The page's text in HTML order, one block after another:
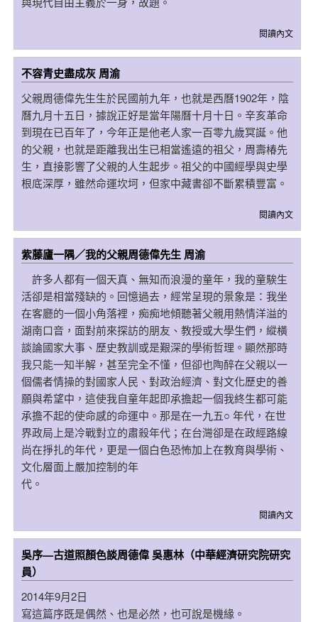
閱讀內文
不容青史盡成灰 周渝
父親周德偉先生生於民國前九年，也就是西曆1902年，陰
曆九月十五日，據說正好是當年陽曆十月十日。辛亥革命
到現在已百年了，今年正是他老人家一百零九歲冥誕。他
的父親，也就是距離我出生已相當遙遠的祖父，周壽椿先
生，直接影響了父親的人生起步。祖父的中國經學與史學
根底深厚，雖然命運坎坷，但家中藏書卻不斷累積豐富。
閱讀內文
紫藤廬一隅／我的父親周德偉先生 周渝
許多人都有一個天真、無知而浪漫的童年，我的童騃生
活卻是相當殘缺的。回憶過去，經常呈現的景象是：我坐
在客廳的一個小角落裡，痴痴地傾聽著父親用熱情洋溢的
湖南口音，面對前來探訪的朋友、教授或大學生們，縱橫
談論國家大事、歷史教訓或是艱深的學術哲理。顯然那時
我只能一知半解，甚至完全不懂，但卻也陶醉在父親以一
個儒者情操的對國家人民、對政治經濟、對文化歷史的善
願與希望中，這使我自童年起即承擔起一個我終生都可能
承擔不起的使命感的命運中。那是在一九五○ 年代，在世
界政局上是冷戰對立的肅殺年代；在台灣卻是在政經路線
尚在掙扎的年代，更是一個白色恐怖加上在教育與學術、
文化層面上嚴加控制的年
代。
閱讀內文
吳序—古道照顏色談周德偉 吳惠林（中華經濟研究院研究
員）
2014年9月2日
寫這篇序既是偶然、也是必然，也可說是機緣。